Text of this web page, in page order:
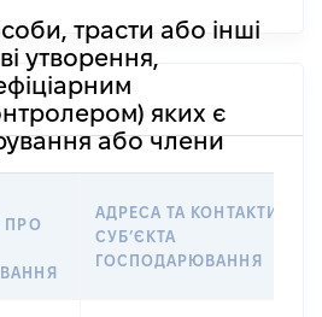
трасти або інші
утворення,
яких є
або члени
ПРО
АДРЕСА ТА КОНТАКТИ
СУБʼЄКТА
ГОСПОДАРЮВАННЯ